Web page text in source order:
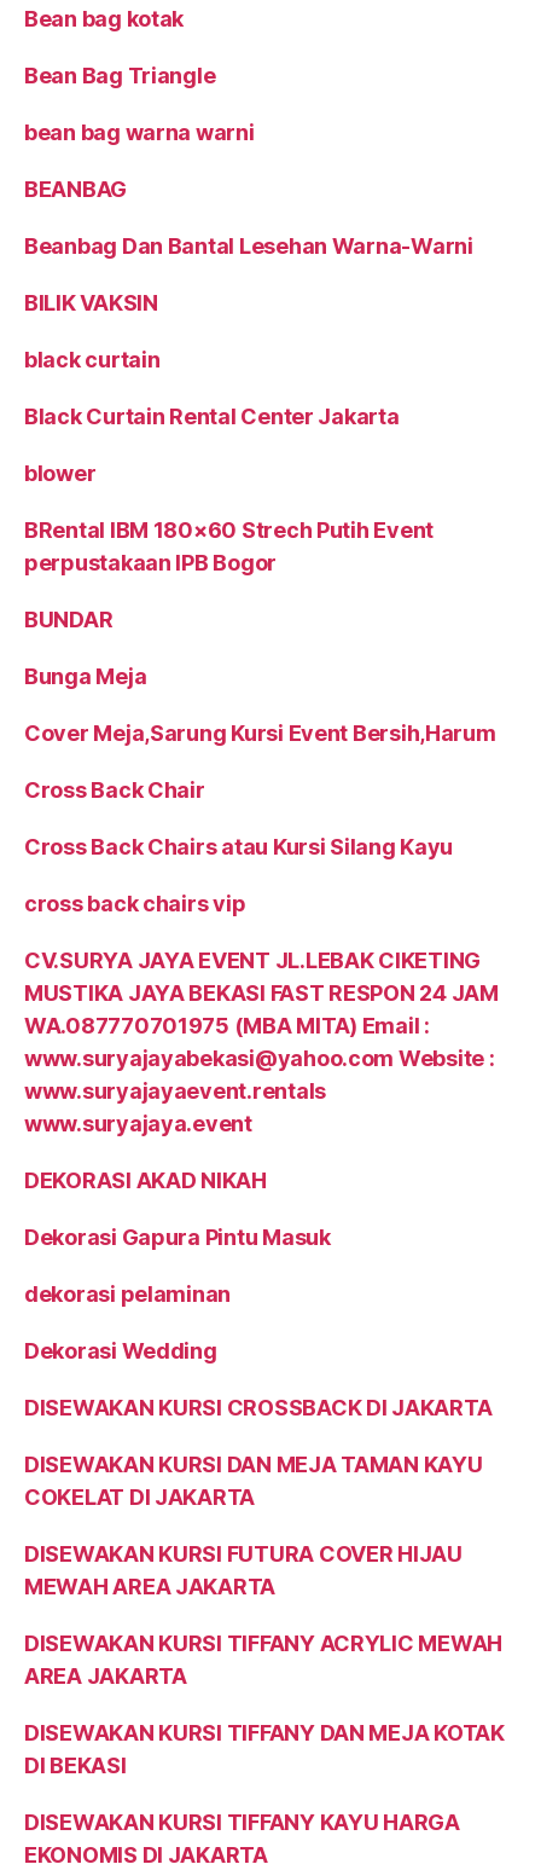
Bean bag kotak
Bean Bag Triangle
bean bag warna warni
BEANBAG
Beanbag Dan Bantal Lesehan Warna-Warni
BILIK VAKSIN
black curtain
Black Curtain Rental Center Jakarta
blower
BRental IBM 180×60 Strech Putih Event
perpustakaan IPB Bogor
BUNDAR
Bunga Meja
Cover Meja,Sarung Kursi Event Bersih,Harum
Cross Back Chair
Cross Back Chairs atau Kursi Silang Kayu
cross back chairs vip
CV.SURYA JAYA EVENT JL.LEBAK CIKETING
MUSTIKA JAYA BEKASI FAST RESPON 24 JAM
WA.087770701975 (MBA MITA) Email :
www.suryajayabekasi@yahoo.com Website :
www.suryajayaevent.rentals
www.suryajaya.event
DEKORASI AKAD NIKAH
Dekorasi Gapura Pintu Masuk
dekorasi pelaminan
Dekorasi Wedding
DISEWAKAN KURSI CROSSBACK DI JAKARTA
DISEWAKAN KURSI DAN MEJA TAMAN KAYU
COKELAT DI JAKARTA
DISEWAKAN KURSI FUTURA COVER HIJAU
MEWAH AREA JAKARTA
DISEWAKAN KURSI TIFFANY ACRYLIC MEWAH
AREA JAKARTA
DISEWAKAN KURSI TIFFANY DAN MEJA KOTAK
DI BEKASI
DISEWAKAN KURSI TIFFANY KAYU HARGA
EKONOMIS DI JAKARTA